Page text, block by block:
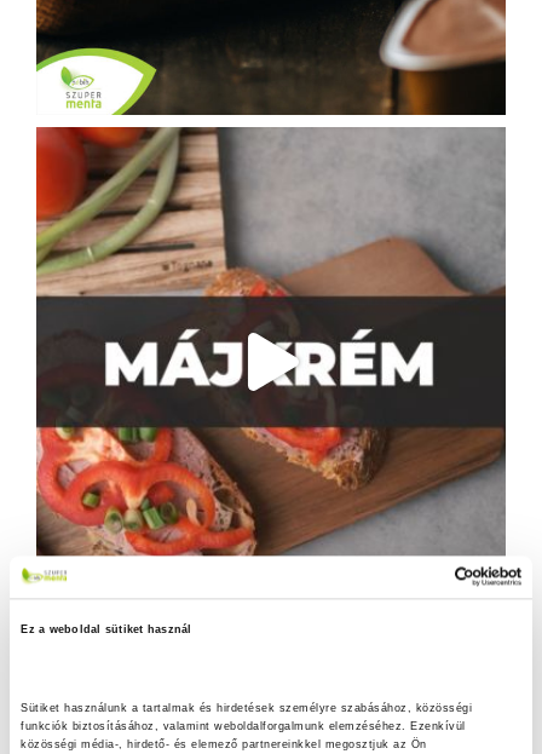
Ez a weboldal sütiket használ
Sütiket használunk a tartalmak és hirdetések személyre szabásához, közösségi
funkciók biztosításához, valamint weboldalforgalmunk elemzéséhez. Ezenkívül
közösségi média-, hirdető- és elemező partnereinkkel megosztjuk az Ön